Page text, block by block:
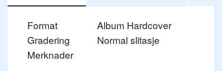
Format
Album Hardcover
Gradering
Normal slitasje
Merknader